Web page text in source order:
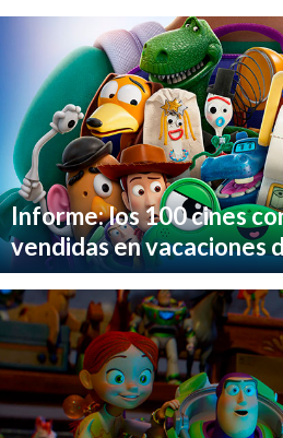
Informe: los 100 cines
vendidas en vacaciones